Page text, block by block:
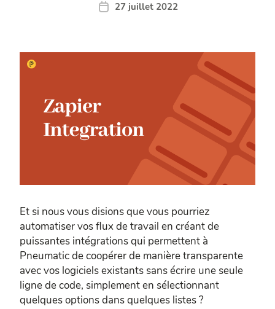
27 juillet 2022
Et si nous vous disions que vous pourriez
automatiser vos flux de travail en créant de
puissantes intégrations qui permettent à
Pneumatic de coopérer de manière transparente
avec vos logiciels existants sans écrire une seule
ligne de code, simplement en sélectionnant
quelques options dans quelques listes ?